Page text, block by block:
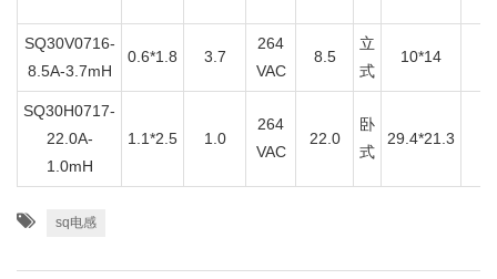
SQ30V0716-
8.5A-3.7mH
0.6*1.8 3.7
264
VAC
8.5
立
式
10*14
SQ30H0717-
22.0A-
1.0mH
1.1*2.5 1.0
264
VAC
22.0
卧
式
29.4*21.3
sq电感